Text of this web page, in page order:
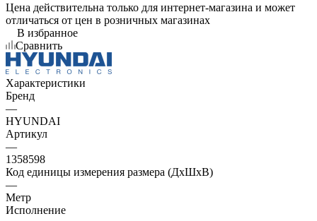
Цена действительна только для интернет-магазина и может
отличаться от цен в розничных магазинах
В избранное
Сравнить
Характеристики
Бренд
—
HYUNDAI
Артикул
—
1358598
Код единицы измерения размера (ДхШхВ)
—
Метр
Исполнение